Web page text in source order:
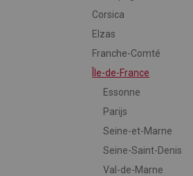
Corsica
Elzas
Franche-Comté
Île-de-France
Essonne
Parijs
Seine-et-Marne
Seine-Saint-Denis
Val-de-Marne